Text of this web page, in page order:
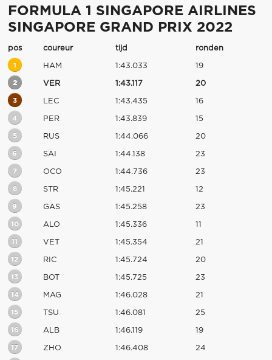
FORMULA 1 SINGAPORE AIRLINES
SINGAPORE GRAND PRIX 2022
pos coureur tijd ronden
1 HAM 1:43.033 19
2 VER 1:43.117 20
3 LEC 1:43.435 16
4 PER 1:43.839 15
5 RUS 1:44.066 20
6 SAI 1:44.138 23
7 OCO 1:44.736 23
8 STR 1:45.221 12
9 GAS 1:45.258 23
10 ALO 1:45.336 11
11 VET 1:45.354 21
12 RIC 1:45.724 20
13 BOT 1:45.725 23
14 MAG 1:46.028 21
15 TSU 1:46.081 25
16 ALB 1:46.119 19
17 ZHO 1:46.408 24